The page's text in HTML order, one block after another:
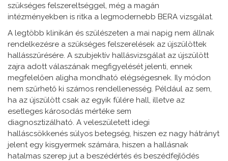
szükséges felszereltséggel, még a magán
intézményekben is ritka a legmodernebb BERA vizsgálat.
A legtöbb klinikán és szülészeten a mai napig nem állnak
rendelkezésre a szükséges felszerelések az újszülöttek
hallásszűrésére. A szubjektív hallásvizsgálat az újszülött
zajra adott válaszának megfigyelését jelenti, ennek
megfelelően aligha mondható elégségesnek. Ily módon
nem szűrhető ki számos rendellenesség. Például az sem,
ha az újszülött csak az egyik fülére hall, illetve az
esetleges károsodás mértéke sem
diagnosztizálható. A veleszületett idegi
halláscsökkenés súlyos betegség, hiszen ez nagy hátrányt
jelent egy kisgyermek számára, hiszen a hallásnak
hatalmas szerep jut a beszédértés és beszédfejlődés